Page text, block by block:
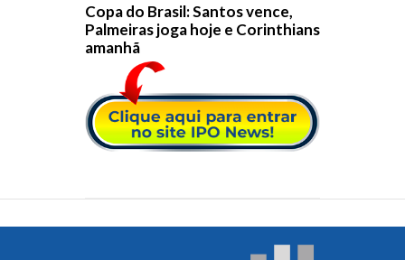
Copa do Brasil: Santos vence,
Palmeiras joga hoje e Corinthians
amanhã